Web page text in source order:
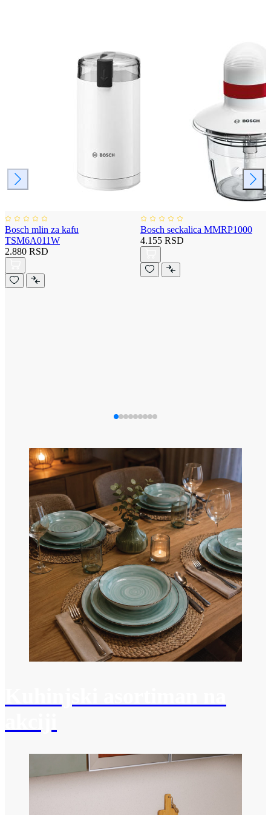
Bosch mlin za kafu
TSM6A011W
2.880 RSD
Bosch seckalica MMRP1000
4.155 RSD